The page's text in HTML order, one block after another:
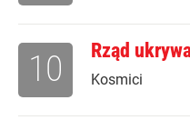
Rząd
Kosmici
10